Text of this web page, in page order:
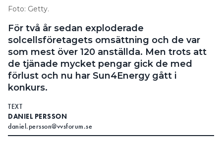
Annonsera
Läs E-tidningen
Om tidningen
Kontakt
Personuppgifter
Search for:
Foto: Getty.
För två år sedan exploderade
solcellsföretagets omsättning och de var
som mest över 120 anställda. Men trots att
de tjänade mycket pengar gick de med
förlust och nu har Sun4Energy gått i
konkurs.
TEXT
DANIEL PERSSON
daniel.persson@vvsforum.se